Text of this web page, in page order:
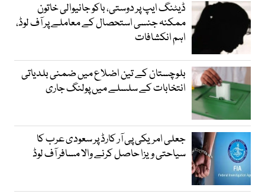
ڈیٹنگ ایپ پر دوستی، باکو جانیوالی خاتون
ممکنہ جنسی استحصال کے معاملے پر آف لوڈ،
اہم انکشافات
بلوچستان کے تین اضلاع میں ضمنی بلدیاتی
انتخابات کے سلسلے میں پولنگ جاری
جعلی امریکی پی آر کارڈ پر سعودی عرب کا
سیاحتی ویزا حاصل کرنے والا مسافر آف لوڈ